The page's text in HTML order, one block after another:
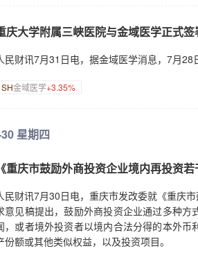
庆大学附属三峡医院与金域医学正式
民财讯7月31日电，据金域医学消息，7月
SH金域医学+3.35%
星期四
《重庆市鼓励外商投资企业境内再投资
民财讯7月30日电，重庆市发改委就《重庆
意见稿提出，鼓励外商投资企业通过多种
，或者境外投资者以境内合法分得的本外
份额或其他类似权益，以及投资项目。